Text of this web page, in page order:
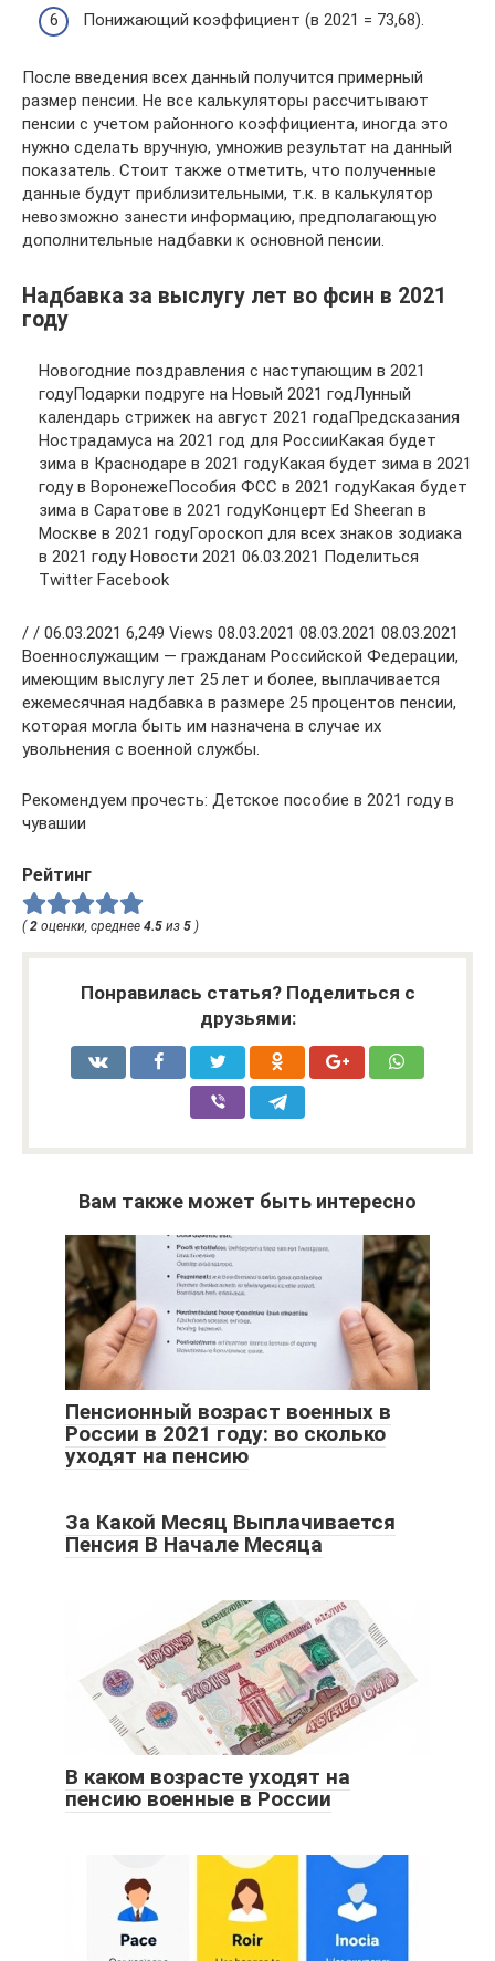
Понижающий коэффициент (в 2021 = 73,68).
После введения всех данный получится примерный
размер пенсии. Не все калькуляторы рассчитывают
пенсии с учетом районного коэффициента, иногда это
нужно сделать вручную, умножив результат на данный
показатель. Стоит также отметить, что полученные
данные будут приблизительными, т.к. в калькулятор
невозможно занести информацию, предполагающую
дополнительные надбавки к основной пенсии.
Надбавка за выслугу лет во фсин в 2021
году
Новогодние поздравления с наступающим в 2021
годуПодарки подруге на Новый 2021 годЛунный
календарь стрижек на август 2021 годаПредсказания
Нострадамуса на 2021 год для РоссииКакая будет
зима в Краснодаре в 2021 годуКакая будет зима в 2021
году в ВоронежеПособия ФСС в 2021 годуКакая будет
зима в Саратове в 2021 годуКонцерт Ed Sheeran в
Москве в 2021 годуГороскоп для всех знаков зодиака
в 2021 году Новости 2021 06.03.2021 Поделиться
Twitter Facebook
/ / 06.03.2021 6,249 Views 08.03.2021 08.03.2021 08.03.2021
Военнослужащим — гражданам Российской Федерации,
имеющим выслугу лет 25 лет и более, выплачивается
ежемесячная надбавка в размере 25 процентов пенсии,
которая могла быть им назначена в случае их
увольнения с военной службы.
Рекомендуем прочесть: Детское пособие в 2021 году в
чувашии
Рейтинг
( 2 оценки, среднее 4.5 из 5 )
Понравилась статья? Поделиться с
друзьями:
Вам также может быть интересно
Пенсионный возраст военных в
России в 2021 году: во сколько
уходят на пенсию
За Какой Месяц Выплачивается
Пенсия В Начале Месяца
В каком возрасте уходят на
пенсию военные в России